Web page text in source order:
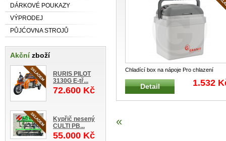
DÁRKOVÉ POUKAZY
VÝPRODEJ
PŮJĆOVNA STROJŮ
Akčnízboží
RURIS PILOT
3130G E-tř...
72.600 Kč
Kypřič nesený
CULTI PB...
55.000 Kč
Chladící box na nápoje Pro chlazení
nápojů v autě, stavebním, dopravn ...
Detail 1.532
«